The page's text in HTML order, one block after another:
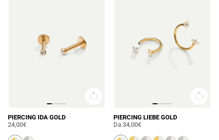
PIERCING IDA GOLD
24,00€
PIERCING LIEBE GOLD
Da 34,00€